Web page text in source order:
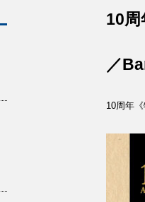
10
／
10周年